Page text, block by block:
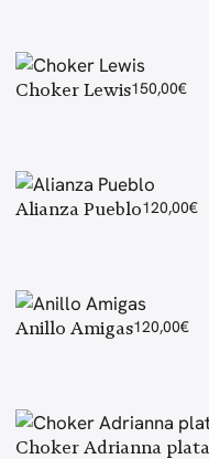
Choker Lewis150,00€
Alianza Pueblo120,00€
Anillo Amigas120,00€
Choker Adrianna plata